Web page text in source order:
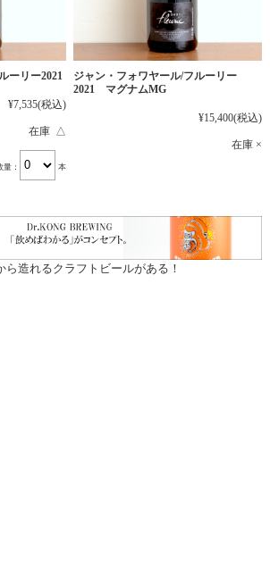
ーリー2021
¥7,535(税込)
在庫 △
量： 本
ジャン・フォワヤール/フルーリー
2021 マグナムMG
¥15,400(税込)
在庫 ×
ら造れるクラフトビールがある！